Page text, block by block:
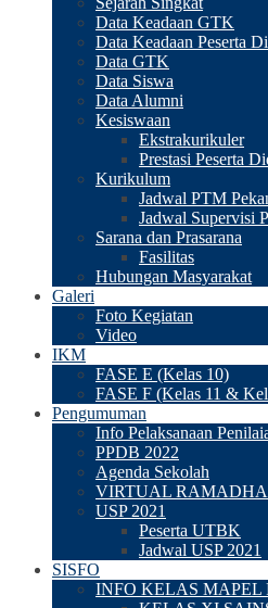
Data Keadaan GTK
Data Keadaan Peserta
Data GTK
Data Siswa
Data Alumni
Kesiswaan
Ekstrakurikuler
Prestasi Peserta
Kurikulum
Jadwal PTM
Jadwal Supervisi
Sarana dan Prasarana
Fasilitas
Hubungan Masyarakat
Galeri
Foto Kegiatan
Video
IKM
FASE E (Kelas 10)
FASE F (Kelas 11 &
Pengumuman
Info Pelaksanaan
PPDB 2022
Agenda Sekolah
VIRTUAL
USP 2021
Peserta UTBK
Jadwal USP 2021
SISFO
INFO KELAS MAPEL